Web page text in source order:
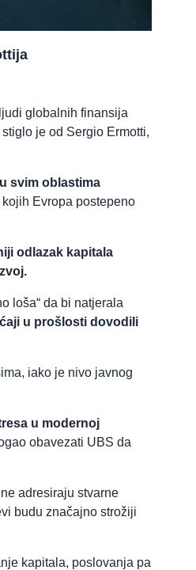
globalnih finansija
je od Sergio Ermotti,
svim oblastima
Evropa postepeno
odlazak kapitala
loša“ da bi natjerala
u prošlosti dovodili
iako je nivo javnog
u modernoj
obavezati UBS da
adresiraju stvarne
budu značajno strožiji
kapitala, poslovanja pa